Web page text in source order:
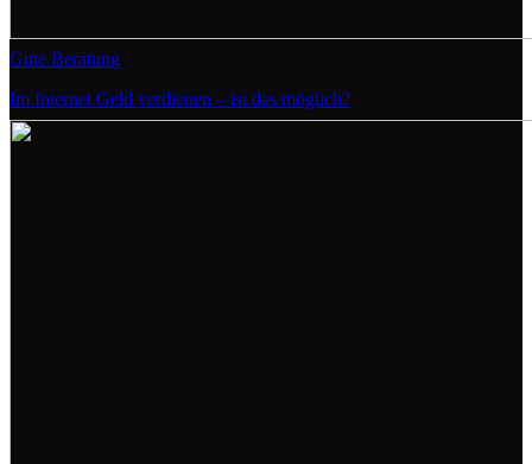
Gute Beratung
Im Internet Geld verdienen – ist das möglich?